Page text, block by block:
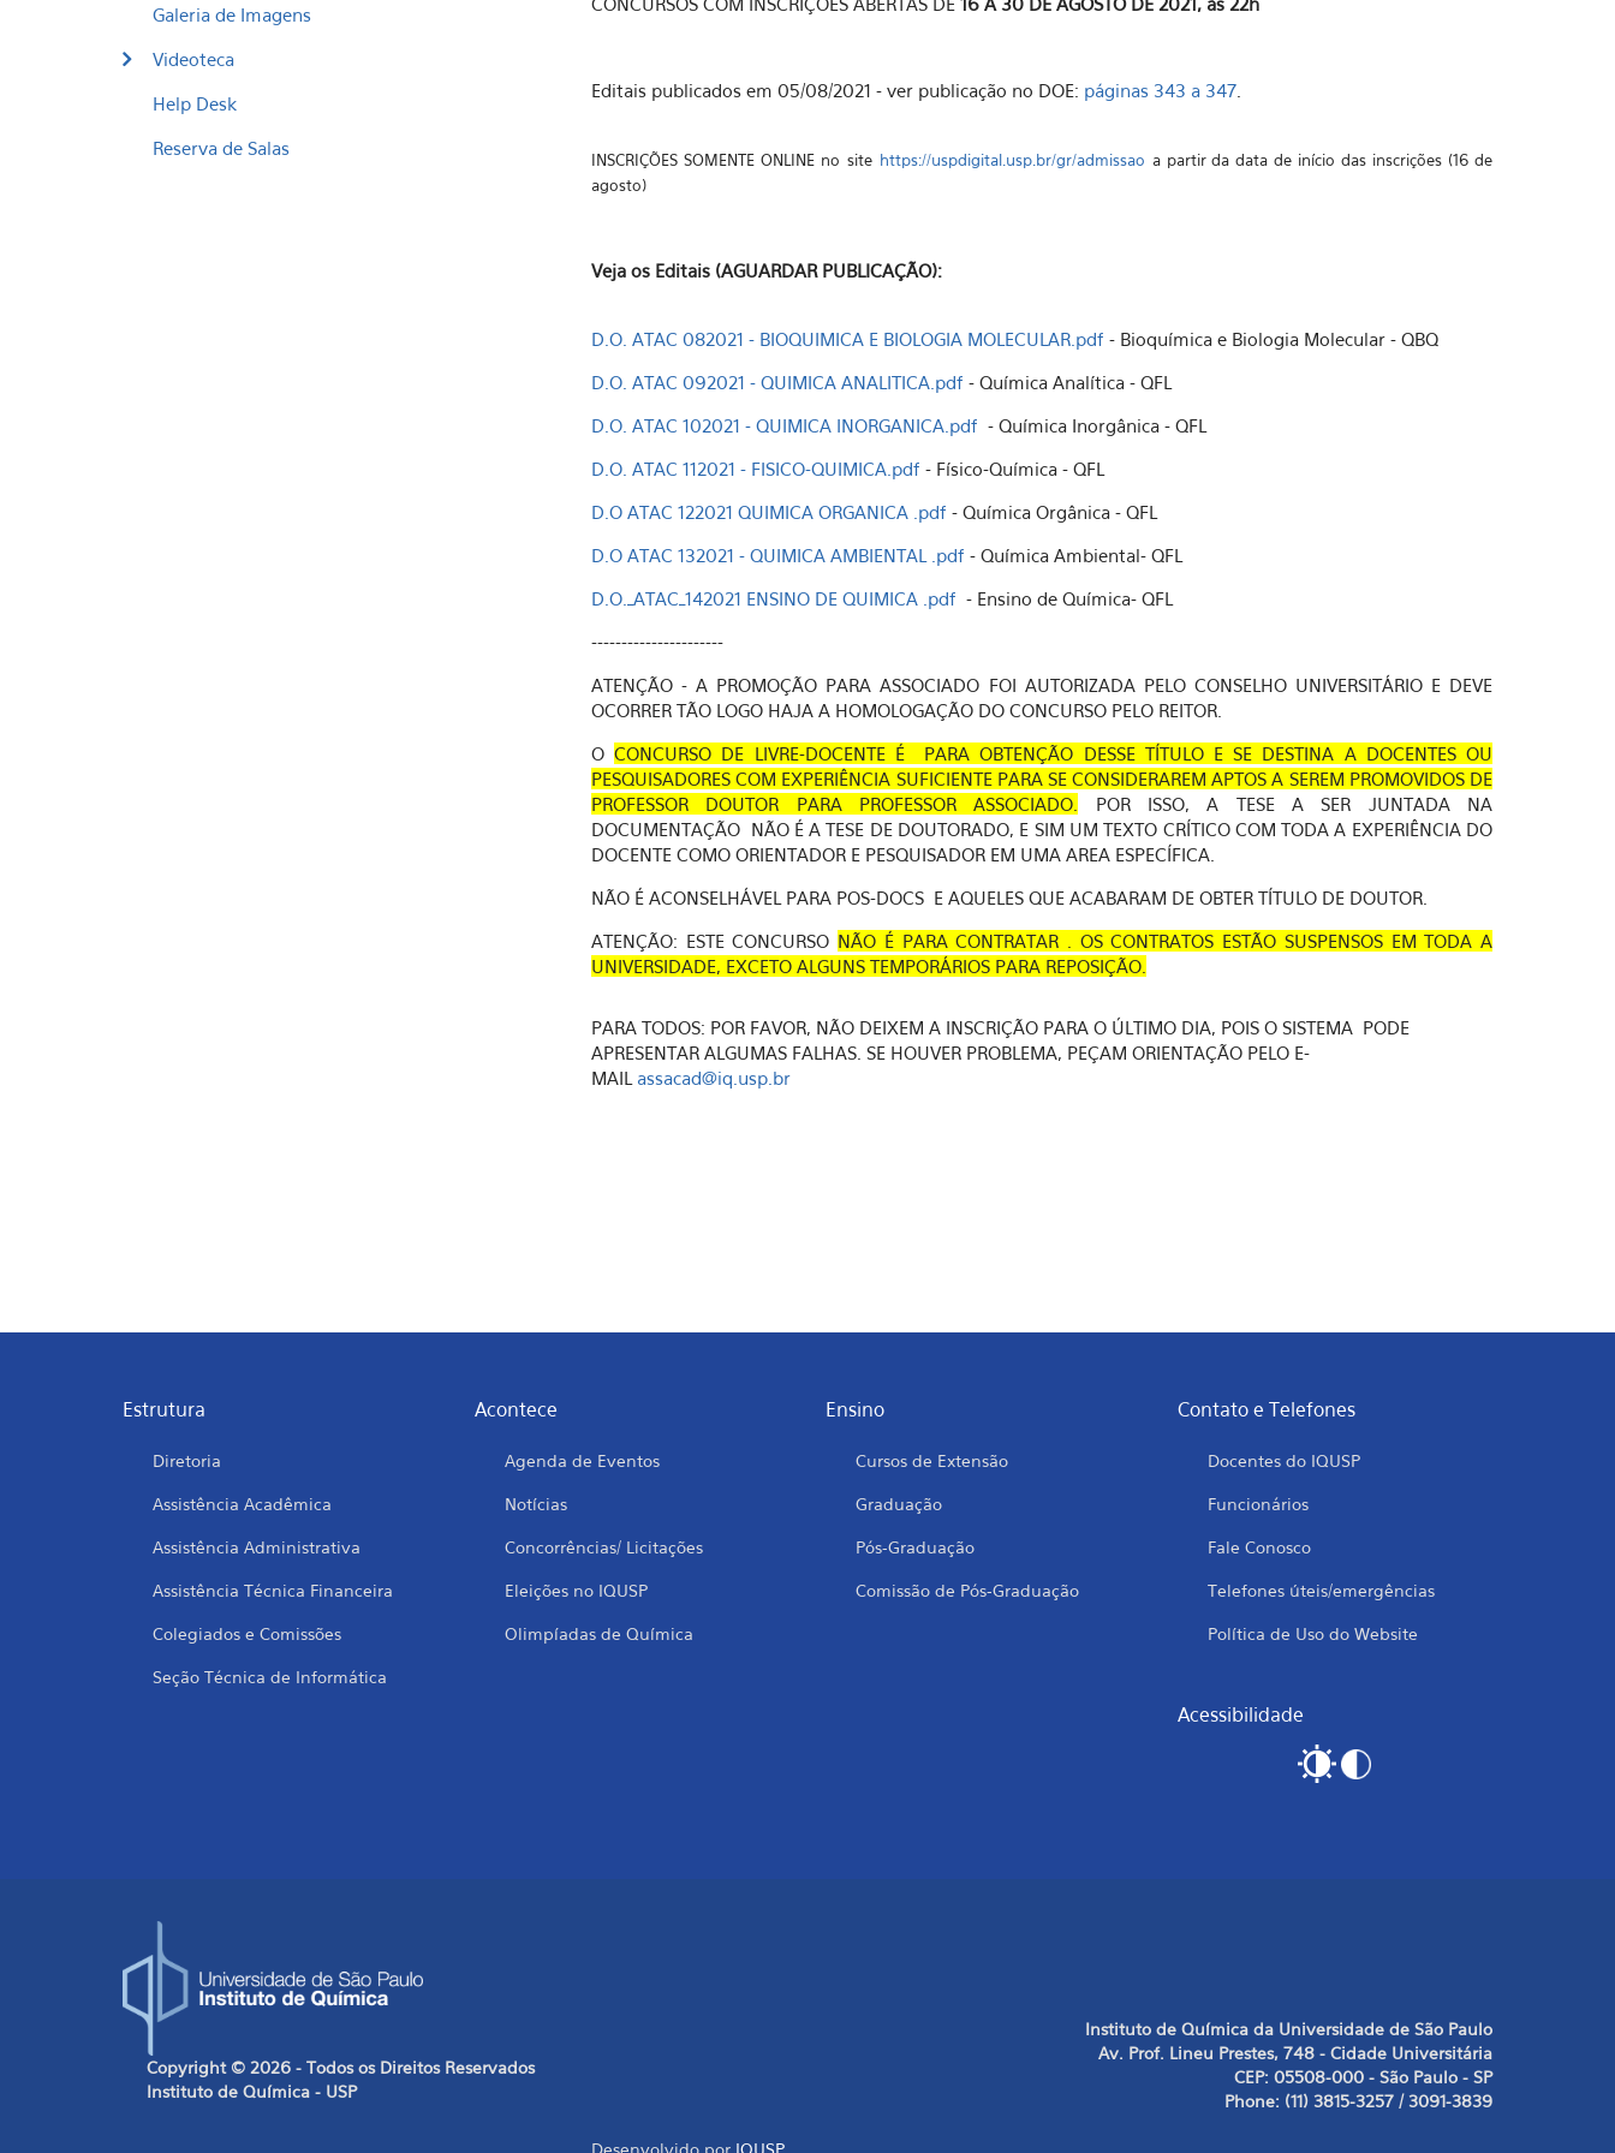
Galeria de Imagens
Videoteca
Help Desk
Reserva de Salas
Editais publicados em 05/08/2021 - ver publicação no DOE: páginas 343 a 347
INSCRIÇÕES SOMENTE ONLINE no site https://uspdigital.usp.br/gr/admissao a partir da data de início das inscrições (16 de
agosto)
Veja os Editais (AGUARDAR PUBLICAÇÃO):
D.O. ATAC 082021 - BIOQUIMICA E BIOLOGIA MOLECULAR.pdf - Bioquímica e Biologia Molecular - QBQ
D.O. ATAC 092021 - QUIMICA ANALITICA.pdf - Química Analítica - QFL
D.O. ATAC 102021 - QUIMICA INORGANICA.pdf - Química Inorgânica - QFL
D.O. ATAC 112021 - FISICO-QUIMICA.pdf - Físico-Química - QFL
D.O ATAC 122021 QUIMICA ORGANICA .pdf - Química Orgânica - QFL
D.O ATAC 132021 - QUIMICA AMBIENTAL .pdf - Química Ambiental- QFL
D.O._ATAC_142021 ENSINO DE QUIMICA .pdf - Ensino de Química- QFL
----------------------
ATENÇÃO - A PROMOÇÃO PARA ASSOCIADO FOI AUTORIZADA PELO CONSELHO UNIVERSITÁRIO E DEVE
OCORRER TÃO LOGO HAJA A HOMOLOGAÇÃO DO CONCURSO PELO REITOR.
OCONCURSO DE LIVRE-DOCENTE É PARA OBTENÇÃO DESSE TÍTULO E SE DESTINA A DOCENTES OU
PESQUISADORES COM EXPERIÊNCIA SUFICIENTE PARA SE CONSIDERAREM APTOS A SEREM PROMOVIDOS DE
PROFESSOR DOUTOR PARA PROFESSOR ASSOCIADO.
POR ISSO, A TESE A SER JUNTADA NA
DOCUMENTAÇÃO NÃO É A TESE DE DOUTORADO, E SIM UM TEXTO CRÍTICO COM TODA A EXPERIÊNCIA DO
DOCENTE COMO ORIENTADOR E PESQUISADOR EM UMA AREA ESPECÍFICA.
NÃO É ACONSELHÁVEL PARA POS-DOCS E AQUELES QUE ACABARAM DE OBTER TÍTULO DE DOUTOR.
ATENÇÃO: ESTE CONCURSO NÃO É PARA CONTRATAR . OS CONTRATOS ESTÃO SUSPENSOS EM TODA A
UNIVERSIDADE, EXCETO ALGUNS TEMPORÁRIOS PARA REPOSIÇÃO.
PARA TODOS: POR FAVOR, NÃO DEIXEM A INSCRIÇÃO PARA O ÚLTIMO DIA, POIS O SISTEMA PODE
APRESENTAR ALGUMAS FALHAS. SE HOUVER PROBLEMA, PEÇAM ORIENTAÇÃO PELO E-
MAIL assacad@iq.usp.br
Estrutura
Diretoria
Assistência Acadêmica
Assistência Administrativa
Assistência Técnica Financeira
Colegiados e Comissões
Seção Técnica de Informática
Acontece
Agenda de Eventos
Notícias
Concorrências/ Licitações
Eleições no IQUSP
Olimpíadas de Química
Ensino
Cursos de Extensão
Graduação
Pós-Graduação
Comissão de Pós-Graduação
Contato e Telefones
Docentes do IQUSP
Funcionários
Fale Conosco
Telefones úteis/emergências
Política de Uso do Website
Acessibilidade
Copyright © 2026 - Todos os Direitos Reservados
Instituto de Química - USP
Instituto de Química da Universidade de São Paulo
Av. Prof. Lineu Prestes, 748 - Cidade Universitária
CEP: 05508-000 - São Paulo - SP
Phone: (11) 3815-3257 / 3091-3839
Desenvolvido por IQUSP